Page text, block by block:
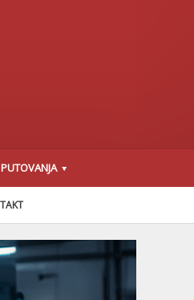
PUTOVANJA